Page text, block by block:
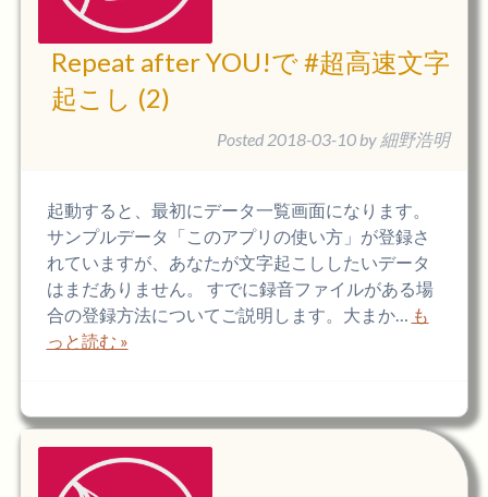
Repeat after YOU!で #超高速文字
起こし (2)
Posted 2018-03-10 by 細野浩明
起動すると、最初にデータ一覧画面になります。
サンプルデータ「このアプリの使い方」が登録さ
れていますが、あなたが文字起こししたいデータ
はまだありません。 すでに録音ファイルがある場
合の登録方法についてご説明します。大まか… も
っと読む »